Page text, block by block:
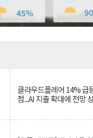
클라우드플레어 14% 급
점...AI 지출 확대에 전망